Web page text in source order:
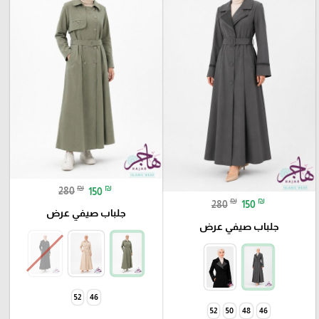
280 ₪ 150 ₪
جلباب صيفي عرض
46
48
50
52
280 ₪ 150 ₪
جلباب صيفي عرض
46
52